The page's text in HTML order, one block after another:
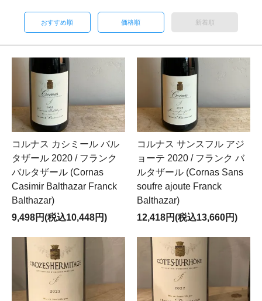
おすすめ順 価格順 新着順
コルナス カシミール バル
タザール 2020 / フランク
バルタザール (Cornas
Casimir Balthazar Franck
Balthazar)
9,498円(税込10,448円)
コルナス サンスフル アジ
ョーテ 2020 / フランク バ
ルタザール (Cornas Sans
soufre ajoute Franck
Balthazar)
12,418円(税込13,660円)